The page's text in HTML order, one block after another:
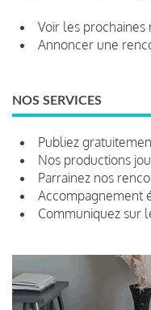
Voir les prochaines
Annoncer une
NOS SERVICES
Publiez
Nos productions
Parrainez nos
Accompagnement
Communiquez sur